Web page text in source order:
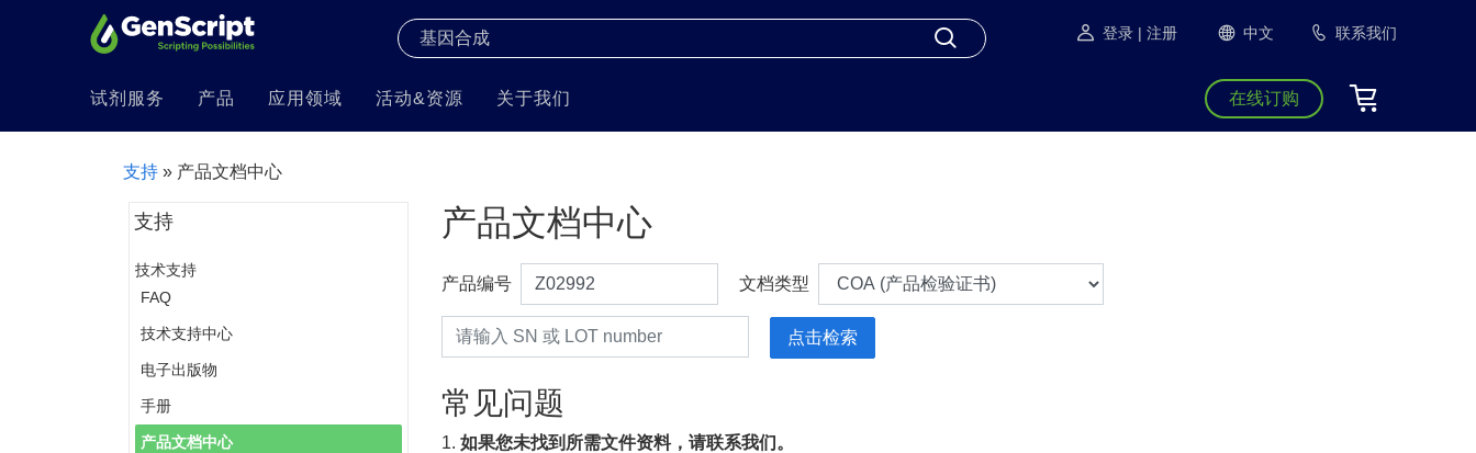
登录 | 注册 中文 联系我们
试剂服务 产品 应用领域 活动&资源 关于我们 在线订购
支持 » 产品文档中心
支持
技术支持
FAQ
技术支持中心
电子出版物
手册
产品文档中心
产品文档中心
产品编号 文档类型
常见问题
1. 如果您未找到所需文件资料，请联系我们。